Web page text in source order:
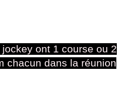
ont 1 course ou 2
chacun dans la réunion